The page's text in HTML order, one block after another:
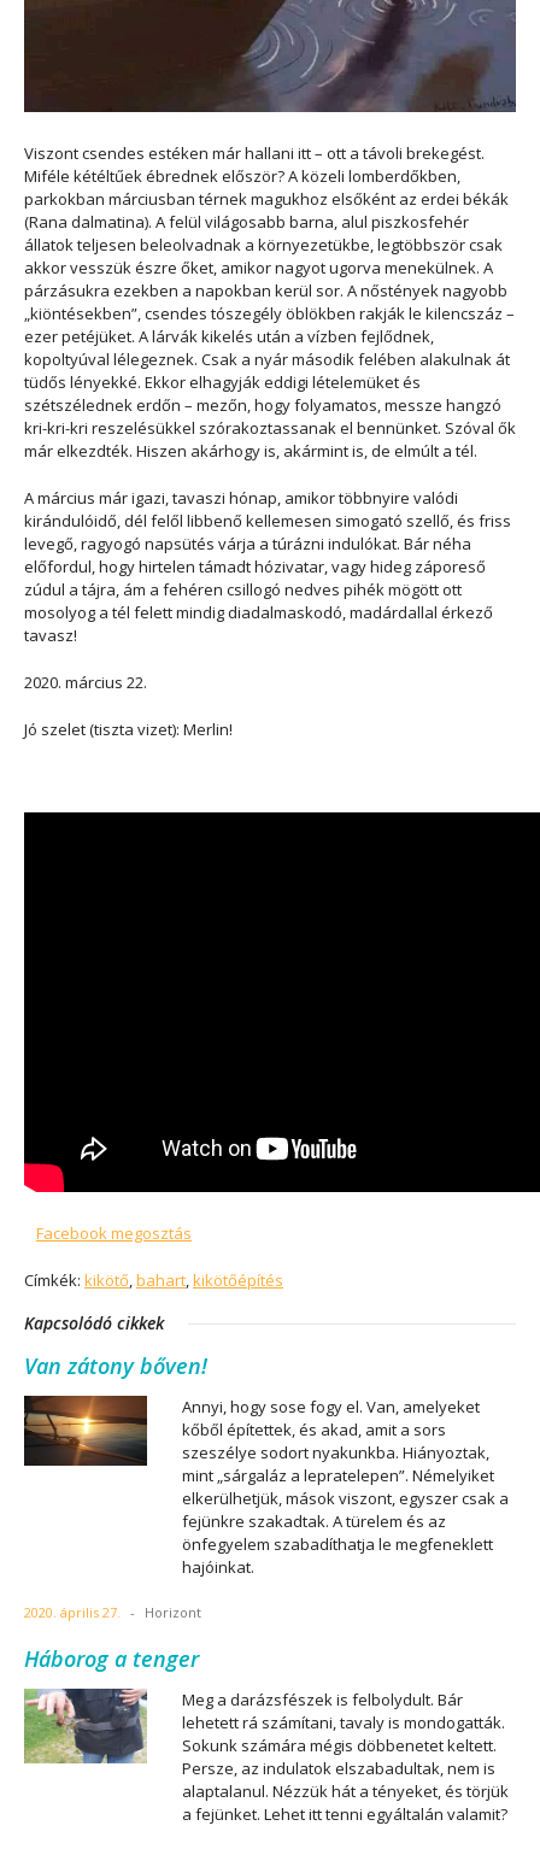
Viszont csendes estéken már hallani itt – ott a távoli brekegést.
Miféle kétéltűek ébrednek először? A közeli lomberdőkben,
parkokban márciusban térnek magukhoz elsőként az erdei békák
(Rana dalmatina). A felül világosabb barna, alul piszkosfehér
állatok teljesen beleolvadnak a környezetükbe, legtöbbször csak
akkor vesszük észre őket, amikor nagyot ugorva menekülnek. A
párzásukra ezekben a napokban kerül sor. A nőstények nagyobb
„kiöntésekben”, csendes tószegély öblökben rakják le kilencszáz –
ezer petéjüket. A lárvák kikelés után a vízben fejlődnek,
kopoltyúval lélegeznek. Csak a nyár második felében alakulnak át
tüdős lényekké. Ekkor elhagyják eddigi lételemüket és
szétszélednek erdőn – mezőn, hogy folyamatos, messze hangzó
kri-kri-kri reszelésükkel szórakoztassanak el bennünket. Szóval ők
már elkezdték. Hiszen akárhogy is, akármint is, de elmúlt a tél.
A március már igazi, tavaszi hónap, amikor többnyire valódi
kirándulóidő, dél felől libbenő kellemesen simogató szellő, és friss
levegő, ragyogó napsütés várja a túrázni indulókat. Bár néha
előfordul, hogy hirtelen támadt hózivatar, vagy hideg záporeső
zúdul a tájra, ám a fehéren csillogó nedves pihék mögött ott
mosolyog a tél felett mindig diadalmaskodó, madárdallal érkező
tavasz!
2020. március 22.
Jó szelet (tiszta vizet): Merlin!
Facebook megosztás
Címkék: kikötő,bahart,kikötőépítés
Kapcsolódó cikkek
Van zátony bőven!
Annyi, hogy sose fogy el. Van, amelyeket
kőből építettek, és akad, amit a sors
szeszélye sodort nyakunkba. Hiányoztak,
mint „sárgaláz a lepratelepen”. Némelyiket
elkerülhetjük, mások viszont, egyszer csak a
fejünkre szakadtak. A türelem és az
önfegyelem szabadíthatja le megfeneklett
hajóinkat.
2020. április 27. - Horizont
Háborog a tenger
Meg a darázsfészek is felbolydult. Bár
lehetett rá számítani, tavaly is mondogatták.
Sokunk számára mégis döbbenetet keltett.
Persze, az indulatok elszabadultak, nem is
alaptalanul. Nézzük hát a tényeket, és törjük
a fejünket. Lehet itt tenni egyáltalán valamit?